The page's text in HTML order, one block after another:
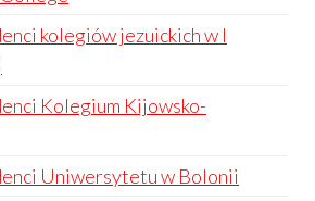
kolegiów jezuickich w I
Kolegium Kijowsko-
Uniwersytetu w Bolonii